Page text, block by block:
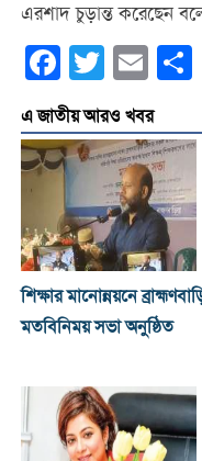
এরশাদ চুড়ান্ত করেছেন
Facebook
Twitter Email
এ জাতীয় আরও খবর
শিক্ষার মানোন্নয়নে
মতবিনিময় সভা অনুষ্ঠিত